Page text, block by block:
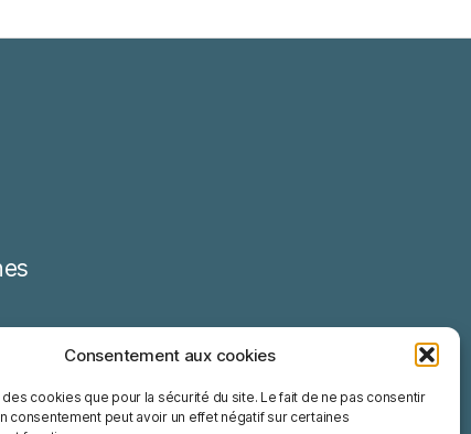
Consentement aux cookies
des cookies que pour la sécurité du site. Le fait de ne pas consentir
consentement peut avoir un effet négatif sur certaines